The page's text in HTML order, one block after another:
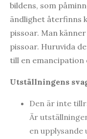
bildens, som
ändlighet återfinns
pissoar. Man
pissoar. Huruvida
till en emancipation
Utställningens
Den är inte
Är
en